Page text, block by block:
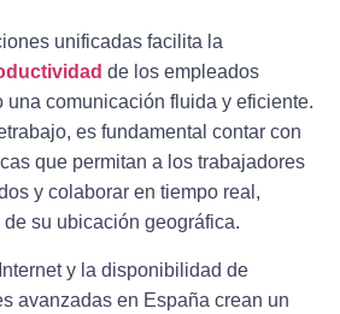
unificadas facilita la
de los empleados
una comunicación fluida y eficiente.
es fundamental contar con
que permitan a los trabajadores
y colaborar en tiempo real,
su ubicación geográfica.
y la disponibilidad de
avanzadas en España crean un